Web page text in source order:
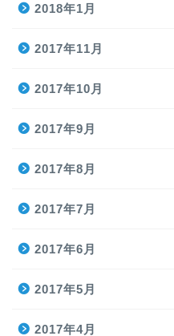
2018年1月
2017年11月
2017年10月
2017年9月
2017年8月
2017年7月
2017年6月
2017年5月
2017年4月